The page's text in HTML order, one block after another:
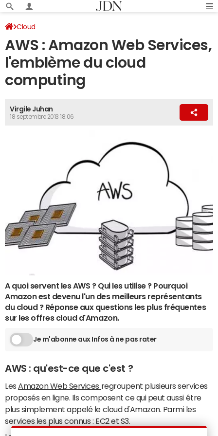
Cloud
AWS : Amazon Web Services,
l'emblème du cloud
computing
Virgile Juhan
18 septembre 2013 18:06
A quoi servent les AWS ? Qui les utilise ? Pourquoi
Amazon est devenu l'un des meilleurs représentants
du cloud ? Réponse aux questions les plus fréquentes
sur les offres cloud d'Amazon.
Je m'abonne aux Infos à ne pas rater
AWS : qu'est-ce que c'est ?
Les Amazon Web Services regroupent plusieurs services
proposés en ligne. Ils composent ce qui peut aussi être
plus simplement appelé le cloud d'Amazon. Parmi les
services les plus connus : EC2 et S3.